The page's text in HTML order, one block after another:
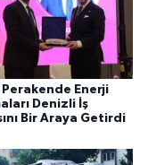
Perakende Enerji
Denizli İş
Bir Araya Getirdi